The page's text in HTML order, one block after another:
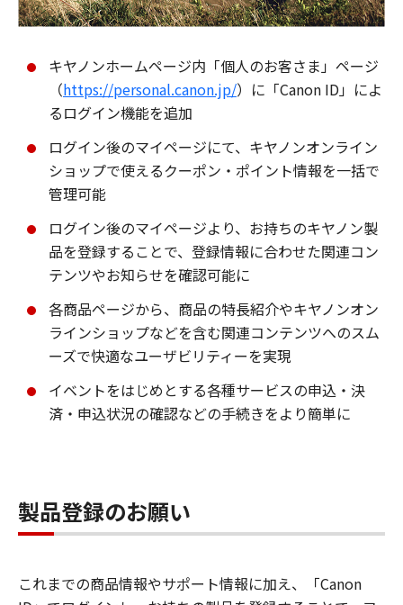
キヤノンホームページ内「個人のお客さま」ページ
（https://personal.canon.jp/）に「Canon ID」によ
るログイン機能を追加
ログイン後のマイページにて、キヤノンオンライン
ショップで使えるクーポン・ポイント情報を一括で
管理可能
ログイン後のマイページより、お持ちのキヤノン製
品を登録することで、登録情報に合わせた関連コン
テンツやお知らせを確認可能に
各商品ページから、商品の特長紹介やキヤノンオン
ラインショップなどを含む関連コンテンツへのスム
ーズで快適なユーザビリティーを実現
イベントをはじめとする各種サービスの申込・決
済・申込状況の確認などの手続きをより簡単に
製品登録のお願い
これまでの商品情報やサポート情報に加え、「Canon